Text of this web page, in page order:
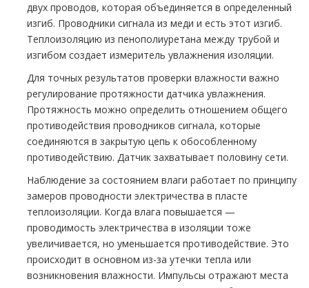
двух проводов, которая объединяется в определенный
изгиб. Проводники сигнала из меди и есть этот изгиб.
Теплоизоляцию из пенополиуретана между трубой и
изгибом создает измеритель увлажнения изоляции.
Для точных результатов проверки влажности важно
регулирование протяжности датчика увлажнения.
Протяжность можно определить отношением общего
противодействия проводников сигнала, которые
соединяются в закрытую цепь к обособленному
противодействию. Датчик захватывает половину сети.
Наблюдение за состоянием влаги работает по принципу
замеров проводности электричества в пласте
теплоизоляции. Когда влага повышается —
проводимость электричества в изоляции тоже
увеличивается, но уменьшается противодействие. Это
происходит в основном из-за утечки тепла или
возникновения влажности. Импульсы отражают места